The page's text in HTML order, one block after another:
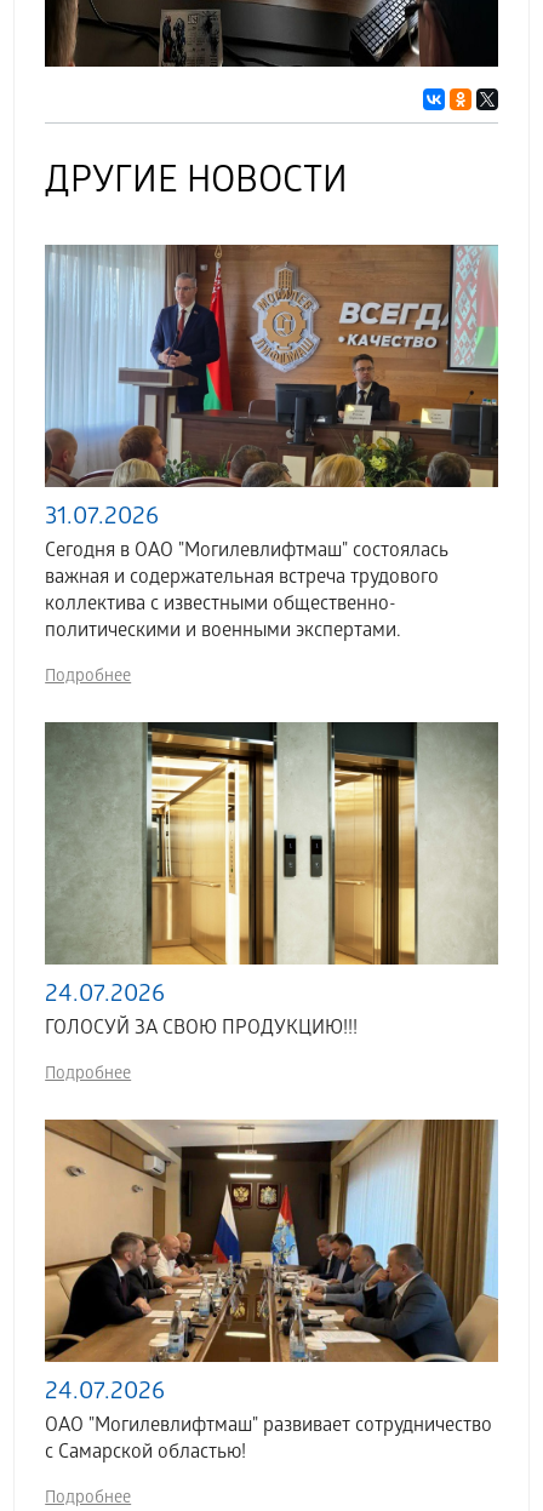
ДРУГИЕ НОВОСТИ
31.07.2026
Сегодня в ОАО "Могилевлифтмаш" состоялась
важная и содержательная встреча трудового
коллектива с известными общественно-
политическими и военными экспертами.
Подробнее
24.07.2026
ГОЛОСУЙ ЗА СВОЮ ПРОДУКЦИЮ!!!
Подробнее
24.07.2026
ОАО "Могилевлифтмаш" развивает сотрудничество
с Самарской областью!
Подробнее